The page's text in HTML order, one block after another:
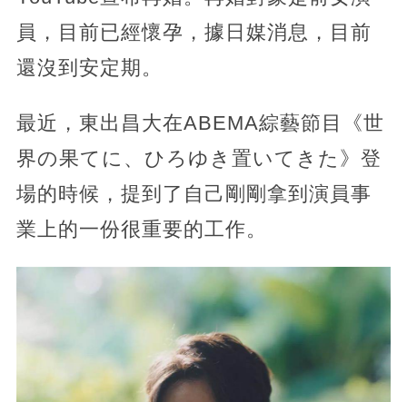
員， 目前已經懷孕，據日媒消息，目前
還沒到安定期。
最近，東出昌大在ABEMA綜藝節目《世
界の果てに、ひろゆき置いてきた》登
場的時候，提到了自己剛剛拿到演員事
業上的一份很重要的工作。